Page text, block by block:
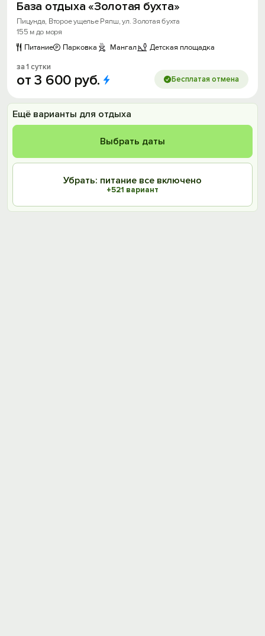
База отдыха «Золотая бухта»
Пицунда, Второе ущелье Ряпш, ул. Золотая бухта
155 м до моря
Питание
Парковка Мангал Детская площадка
за 1 сутки
от3 600 руб. Бесплатая отмена
Ещё варианты для отдыха
Выбрать даты
Убрать: питание все включено
+521 вариант